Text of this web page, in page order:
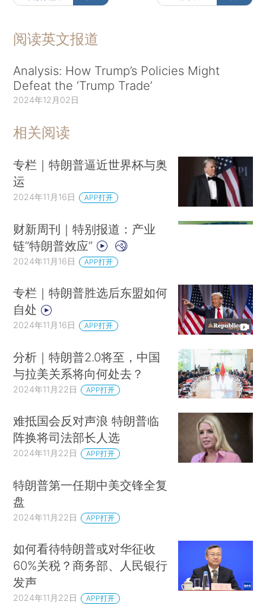
阅读英文报道
Analysis: How Trump’s Policies Might
Defeat the ‘Trump Trade’
2024年12月02日
相关阅读
专栏｜特朗普逼近世界杯与奥
运
2024年11月16日 APP打开
财新周刊｜特别报道：产业
链“特朗普效应”
2024年11月16日 APP打开
专栏｜特朗普胜选后东盟如何
自处
2024年11月16日 APP打开
分析｜特朗普2.0将至，中国
与拉美关系将向何处去？
2024年11月22日 APP打开
难抵国会反对声浪 特朗普临
阵换将司法部长人选
2024年11月22日 APP打开
特朗普第一任期中美交锋全复
盘
2024年11月22日 APP打开
如何看待特朗普或对华征收
60%关税？商务部、人民银行
发声
2024年11月22日 APP打开